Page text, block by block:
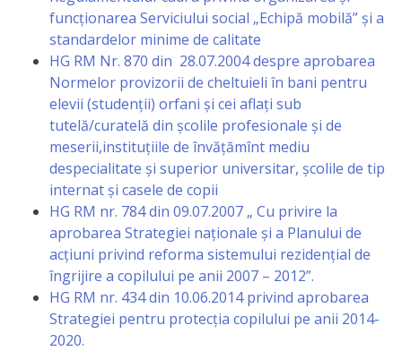
Planuri
de
achiziții
Anticorupție
Știri
Evenimente
Acte
funcţionarea Serviciului social „Echipă mobilă” şi a
standardelor minime de calitate
HG RM Nr. 870 din 28.07.2004 despre aprobarea
Normelor provizorii de cheltuieli în bani pentru
elevii (studenţii) orfani şi cei aflaţi sub
tutelă/curatelă din şcolile profesionale şi de
meserii,instituţiile de învăţămînt mediu
despecialitate şi superior universitar, şcolile de tip
internat şi casele de copii
HG RM nr. 784 din 09.07.2007 „ Cu privire la
aprobarea Strategiei naţionale şi a Planului de
acţiuni privind reforma sistemului rezidenţial de
îngrijire a copilului pe anii 2007 – 2012”.
HG RM nr. 434 din 10.06.2014 privind aprobarea
Strategiei pentru protecția copilului pe anii 2014-
2020.